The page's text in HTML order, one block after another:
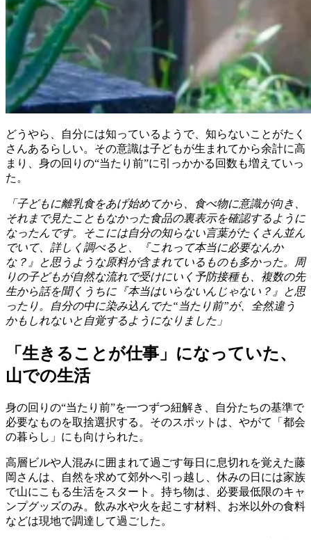
どうやら、自分には知っているようで、知らないことがたく
さんあるらしい。その意識は子どもが生まれてから余計に高
まり、身の回りの“当たり前”に引っかかる回数も増えていっ
た。
「子どもに離乳食をあげ始めてから、食べ物に意識が向き、
それまで見たこともなかった食品の裏表示を確認するように
なったんです。そこには自分の知らない言葉がたくさん並ん
でいて、詳しく調べると、『これって本当に必要なんか
な？』と思うような原料が含まれているものも多かった。周
りの子どもが自然な流れで受けにいく予防接種も、複数の先
生から話を聞くうちに『本当はいらないんじゃない？』と思
ったり。自分の中に染み込んでた“当たり前”が、全然違う
かもしれないと自覚するようになりました」
「生きることが仕事」になっていた、
山での生活
身の回りの“当たり前”を一つずつ紐解き、自分たちの基準で
必要なものを取捨選択する。そのスポットは、やがて「都会
の暮らし」にも向けられた。
高層ビルや人混みに囲まれて過ごす毎日に息切れを覚えた藤
岡さんは、自然を求めて郊外へ引っ越し、休みの日には家族
で山にこもる生活をスタート。持ち物は、必要最低限のキャ
ンプグッズのみ。飲み水や火を起こす材料、お米以外の食料
などは現地で調達して過ごした。